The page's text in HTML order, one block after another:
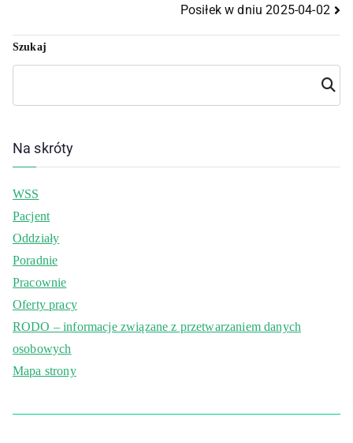
Posiłek w dniu 2025-04-02
Szukaj
Szuka
j
Na skróty
WSS
Pacjent
Oddziały
Poradnie
Pracownie
Oferty pracy
RODO – informacje związane z przetwarzaniem danych
osobowych
Mapa strony